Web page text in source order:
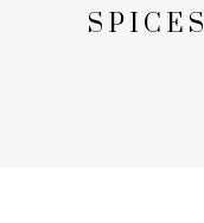
SPICES